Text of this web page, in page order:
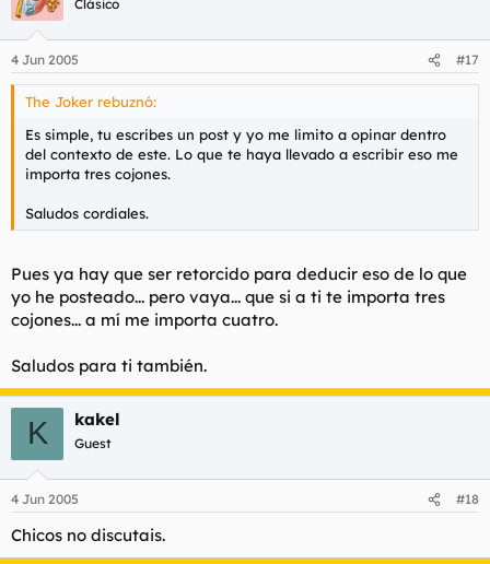
Clásico
4 Jun 2005 #17
The Joker rebuznó:
Es simple, tu escribes un post y yo me limito a opinar dentro
del contexto de este. Lo que te haya llevado a escribir eso me
importa tres cojones.
Saludos cordiales.
Pues ya hay que ser retorcido para deducir eso de lo que
yo he posteado... pero vaya... que si a ti te importa tres
cojones... a mí me importa cuatro.
Saludos para ti también.
K kakel
Guest
4 Jun 2005 #18
Chicos no discutais.